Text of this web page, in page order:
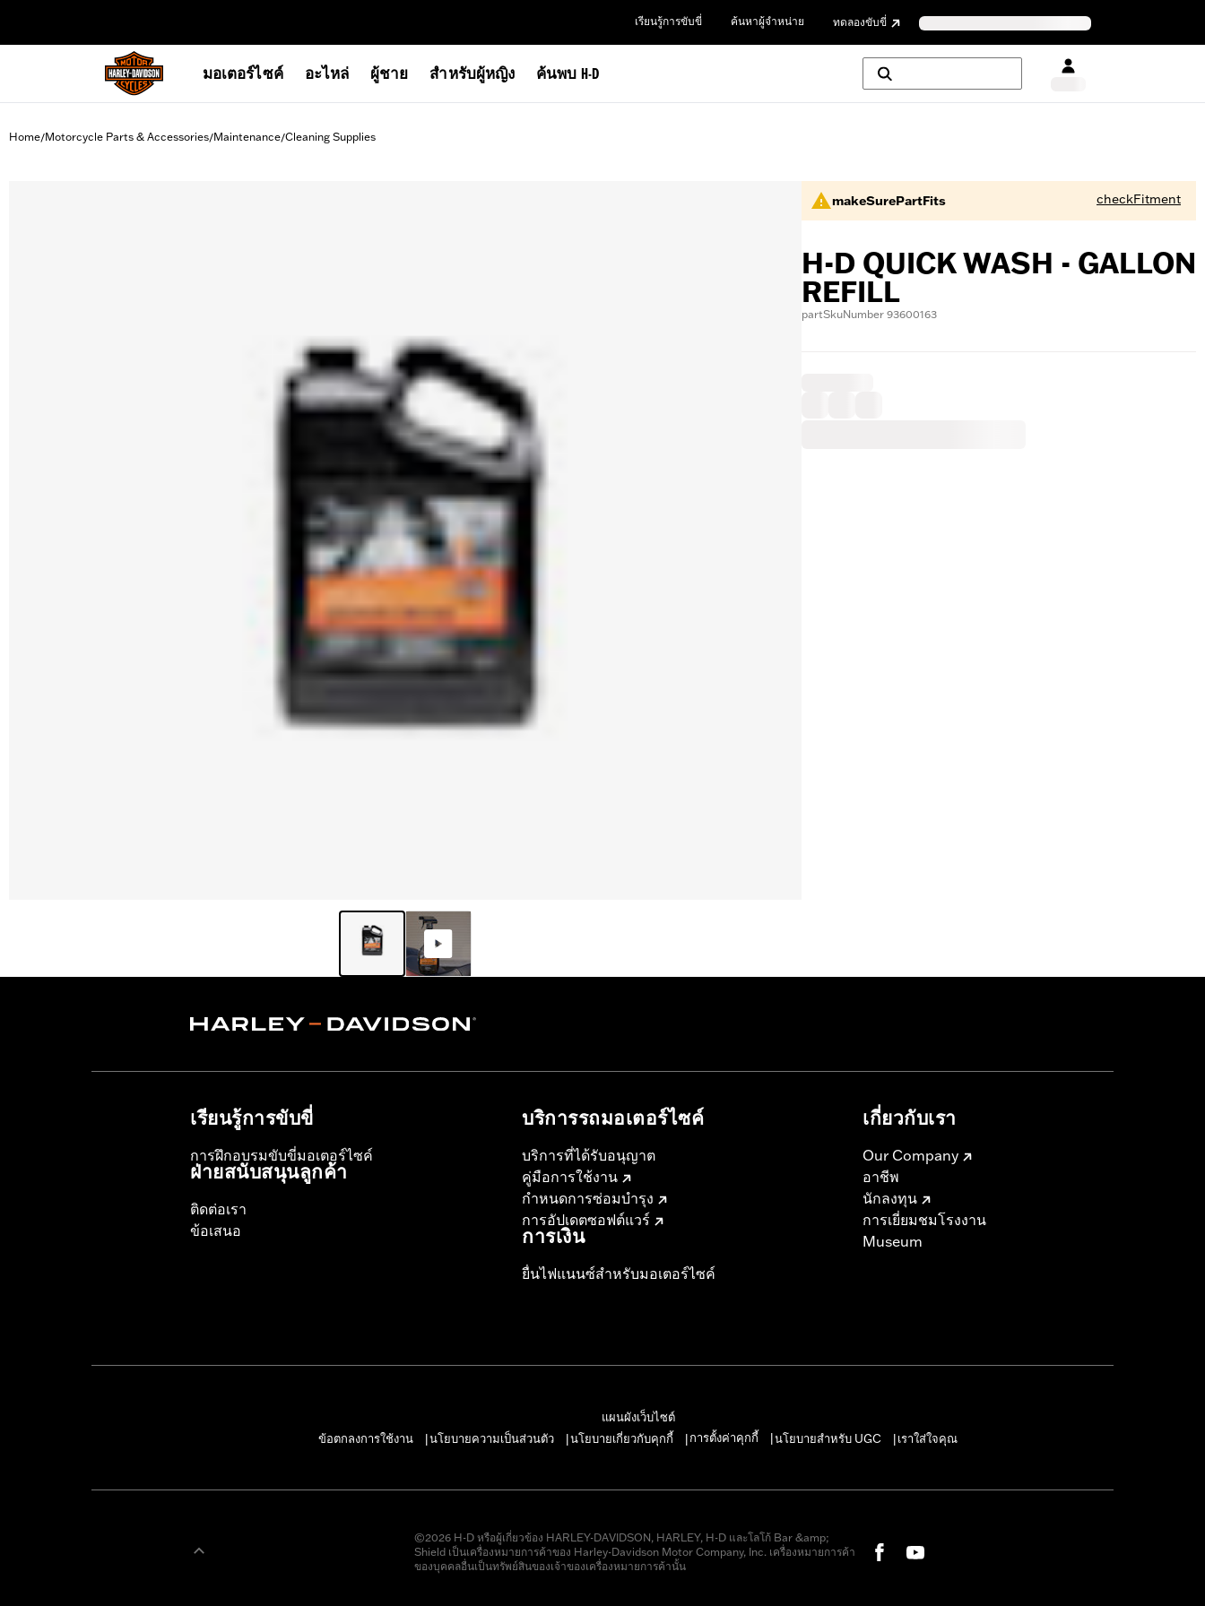
เรียนรู้การขับขี่ ค้นหาผู้จำหน่าย ทดลองขับขี่
มอเตอร์ไซค์ อะไหล่ ผู้ชาย สำหรับผู้หญิง ค้นพบ H-D
Home/Motorcycle Parts & Accessories/Maintenance/Cleaning Supplies
makeSurePartFits checkFitment
H-D QUICK WASH - GALLON
REFILL
partSkuNumber 93600163
เรียนรู้การขับขี่
การฝึกอบรมขับขี่มอเตอร์ไซค์
ฝ่ายสนับสนุนลูกค้า
ติดต่อเรา
ข้อเสนอ
บริการรถมอเตอร์ไซค์​
บริการที่ได้รับอนุญาต
คู่มือการใช้งาน
กำหนดการซ่อมบำรุง
การอัปเดตซอฟต์แวร์
การเงิน
ยื่นไฟแนนซ์สำหรับมอเตอร์ไซค์
เกี่ยวกับเรา
Our Company
อาชีพ
นักลงทุน
การเยี่ยมชมโรงงาน
Museum
แผนผังเว็บไซต์
ข้อตกลงการใช้งาน
นโยบายความเป็นส่วนตัว นโยบายเกี่ยวกับคุกกี้ การตั้งค่าคุกกี้ นโยบายสำหรับ UGC เราใส่ใจคุณ
©2026 H-D หรือผู้เกี่ยวข้อง HARLEY-DAVIDSON, HARLEY, H-D และโลโก้ Bar &amp;
Shield เป็นเครื่องหมายการค้าของ Harley-Davidson Motor Company, Inc. เครื่องหมายการค้า
ของบุคคลอื่นเป็นทรัพย์สินของเจ้าของเครื่องหมายการค้านั้น